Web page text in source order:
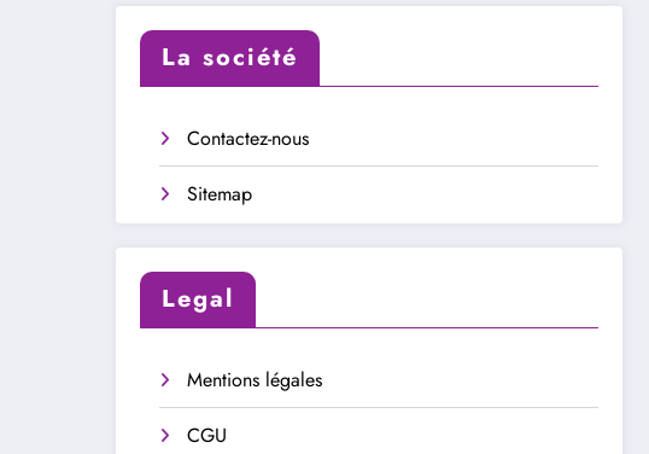
La société
Contactez-nous
Sitemap
Legal
Mentions légales
CGU